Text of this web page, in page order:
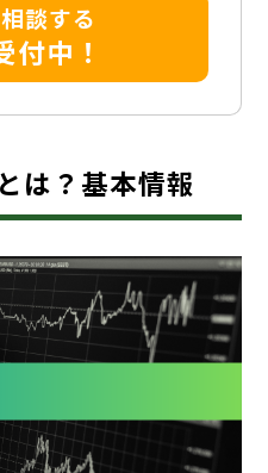
談する
付中！
？基本情報